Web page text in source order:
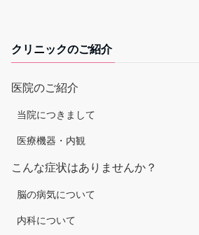
クリニックのご紹介
医院のご紹介
当院につきまして
医療機器・内観
こんな症状はありませんか？
脳の病気について
内科について